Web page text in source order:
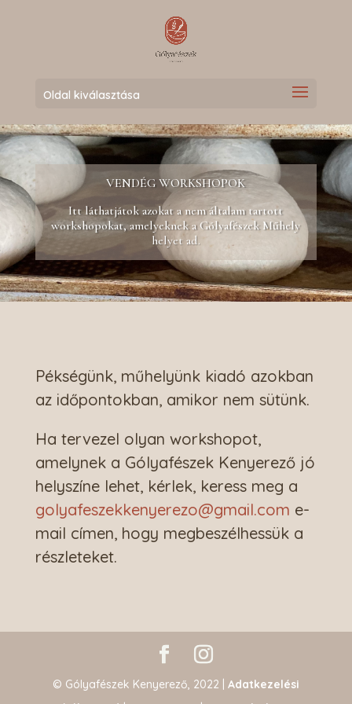
Oldal kiválasztása
VENDÉG WORKSHOPOK
Itt láthatjátok azokat a nem általam tartott
workshopokat, amelyeknek a Gólyafészek Műhely
helyet ad.
Pékségünk, műhelyünk kiadó azokban
az időpontokban, amikor nem sütünk.
Ha tervezel olyan workshopot,
amelynek a Gólyafészek Kenyerező jó
helyszíne lehet, kérlek, keress meg a
golyafeszekkenyerezo@gmail.com e-
mail címen, hogy megbeszélhessük a
részleteket.
© Gólyafészek Kenyerező, 2022 | Adatkezelési